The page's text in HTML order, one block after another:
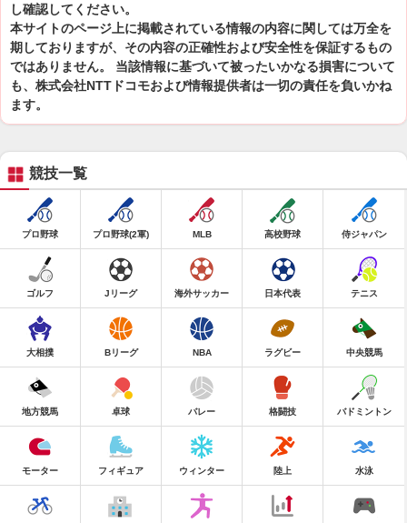
し確認してください。
本サイトのページ上に掲載されている情報の内容に関しては万全を
期しておりますが、その内容の正確性および安全性を保証するもの
ではありません。 当該情報に基づいて被ったいかなる損害について
も、株式会社NTTドコモおよび情報提供者は一切の責任を負いかね
ます。
競技一覧
プロ野球 プロ野球(2軍) MLB 高校野球 侍ジャパン
ゴルフ Jリーグ 海外サッカー 日本代表 テニス
大相撲 Bリーグ NBA ラグビー 中央競馬
地方競馬 卓球 バレー 格闘技 バドミントン
モーター フィギュア ウィンター 陸上 水泳